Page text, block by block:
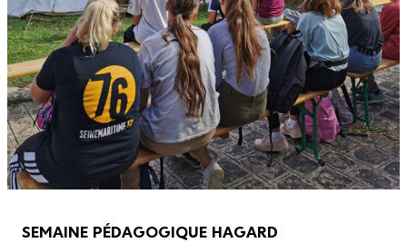
SEMAINE PÉDAGOGIQUE HAGARD